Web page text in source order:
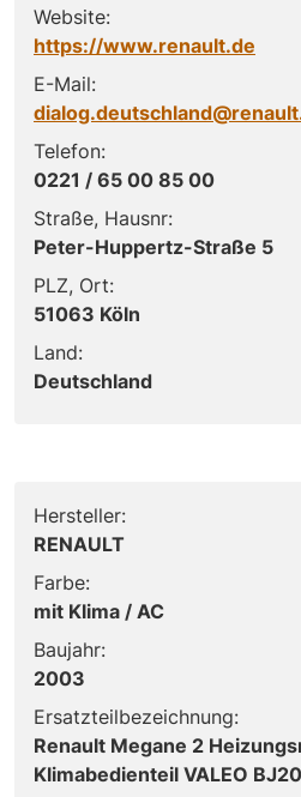
Website:
https://www.renault.de
E-Mail:
Telefon:
0221 / 65 00 85 00
Straße, Hausnr:
Peter-Huppertz-Straße 5
PLZ, Ort:
51063 Köln
Land:
Deutschland
Hersteller:
RENAULT
Farbe:
mit Klima / AC
Baujahr:
2003
Ersatzteilbezeichnung:
Renault Megane 2
Klimabedienteil VALEO